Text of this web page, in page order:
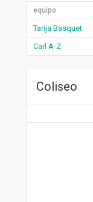
equipo
Tarija Basquet
Carl A-Z
Coliseo